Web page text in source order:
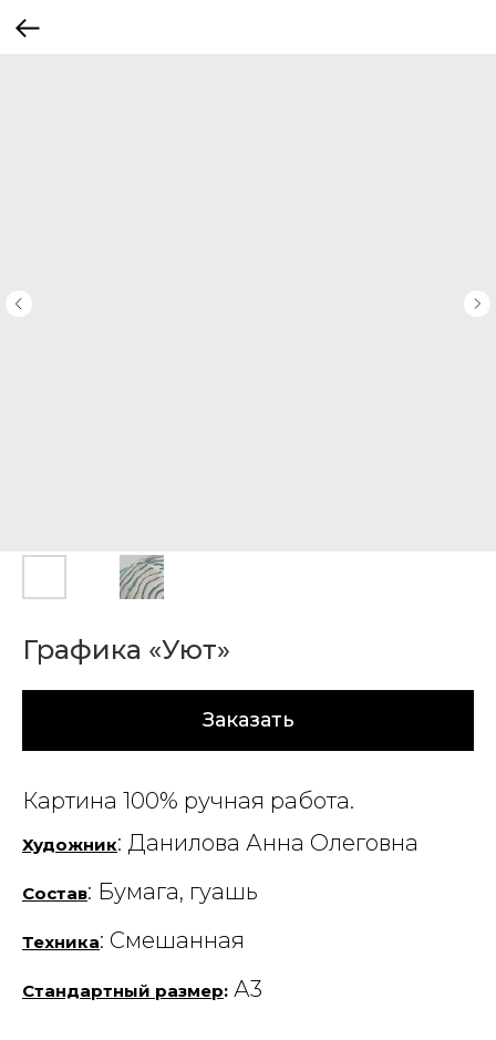
Графика «Уют»
Заказать
Картина 100% ручная работа.
Художник: Данилова Анна Олеговна
Состав: Бумага, гуашь
Техника: Смешанная
Стандартный размер: А3